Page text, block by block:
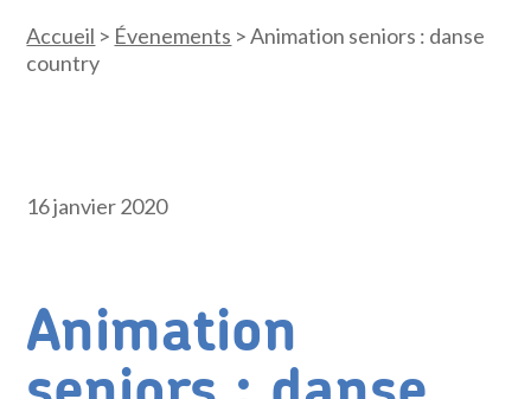
Accueil > Évenements >Animation seniors : danse
country
16 janvier 2020
Animation